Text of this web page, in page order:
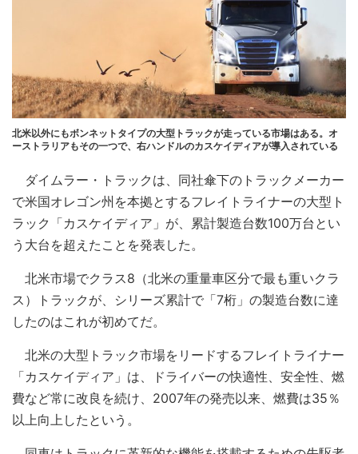
北米以外にもボンネットタイプの大型トラックが走っている市場はある。オ
ーストラリアもその一つで、右ハンドルのカスケイディアが導入されている
ダイムラー・トラックは、同社傘下のトラックメーカー
で米国オレゴン州を本拠とするフレイトライナーの大型ト
ラック「カスケイディア」が、累計製造台数100万台とい
う大台を超えたことを発表した。
北米市場でクラス8（北米の重量車区分で最も重いクラ
ス）トラックが、シリーズ累計で「7桁」の製造台数に達
したのはこれが初めてだ。
北米の大型トラック市場をリードするフレイトライナー
「カスケイディア」は、ドライバーの快適性、安全性、燃
費など常に改良を続け、2007年の発売以来、燃費は35％
以上向上したという。